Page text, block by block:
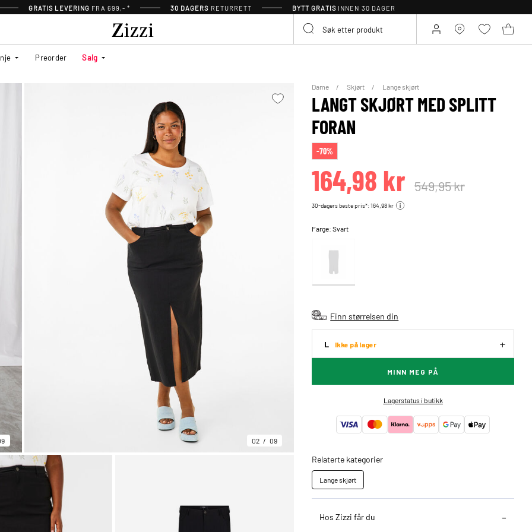
GRATIS LEVERING FRA 699,- * 30 DAGERS RETURRETT BYTT GRATISINNEN 30 DAGER
Preorder Salg
02 09
Dame Skjørt Lange skjørt
LANGT SKJØRT MED SPLITT
FORAN
-70%
164,98 kr 549,95 kr
30-dagers beste pris*: 164,98 kr
Farge:Svart
Finn størrelsen din
L Ikke på lager
MINN MEG PÅ
Lagerstatus i butikk
Relaterte kategorier
Lange skjørt
Hos Zizzi får du